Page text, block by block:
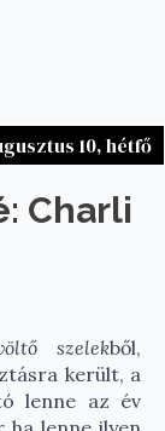
10, hétfő
Charli
szelekből,
került, a
lenne az év